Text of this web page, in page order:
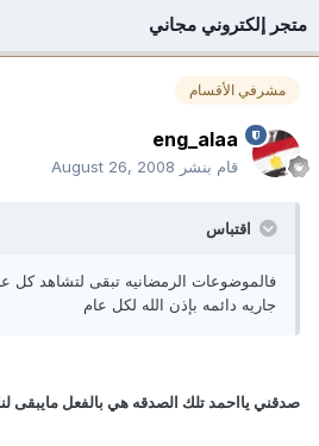
متجر إلكتروني مجاني
مشرفي الأقسام
eng_alaa
قام بنشر August 26, 2008
اقتباس
فالموضوعات الرمضانيه تبقى لتشاهد كل
جاريه دائمه بإذن الله لكل عام
صدقني يااحمد تلك الصدقه هي بالفعل مايبقى لنا